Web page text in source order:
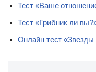
Тест «Ваше
Тест «Грибник ли
Онлайн тест «Звезды